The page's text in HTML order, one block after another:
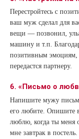
Перестройтесь с
ваш муж сделал для
вещи — позвонил,
машину и т.п.
позитивным эмоциям,
передастся партнеру.
6. «Письмо о
Напишите мужу
его любите. Опишите
люблю, когда ты
мне завтрак в